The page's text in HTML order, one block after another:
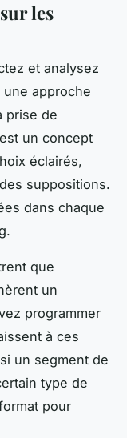
les
et analysez
approche
prise de
est un concept
éclairés,
suppositions.
dans chaque
que
un
programmer
à ces
un segment de
type de
pour